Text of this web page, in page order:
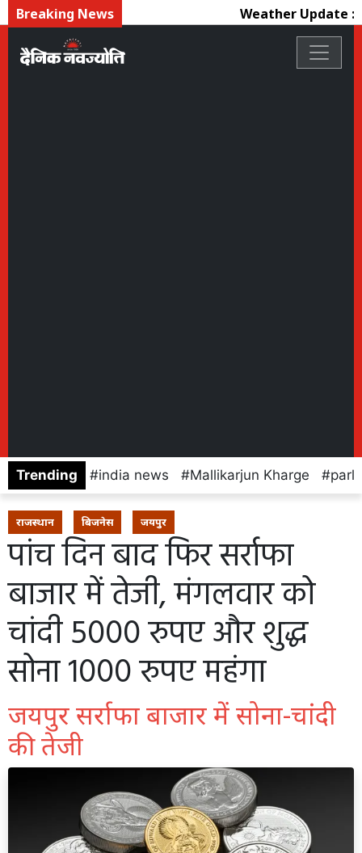
Breaking News Weather Update :
Trending india news Mallikarjun Kharge
राजस्थान बिजनेस जयपुर
पांच दिन बाद फिर सर्राफा
बाजार में तेजी, मंगलवार को
चांदी 5000 रुपए और शुद्ध
सोना 1000 रुपए महंगा
जयपुर सर्राफा बाजार में सोना-चांदी
की तेजी